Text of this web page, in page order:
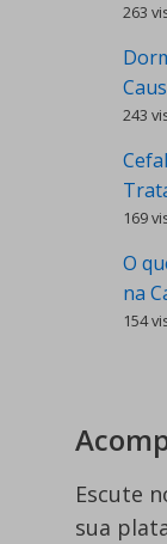
263
243
169
O
na
154
Escute
sua